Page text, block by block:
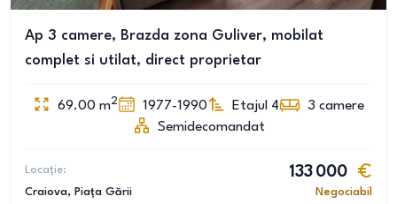
Ap 3 camere, Brazda zona Guliver, mobilat
complet si utilat, direct proprietar
69.00 m2 1977-1990 Etajul 4 3 camere
Semidecomandat
Locație:
Craiova, Piața Gării
133 000
Negociabil